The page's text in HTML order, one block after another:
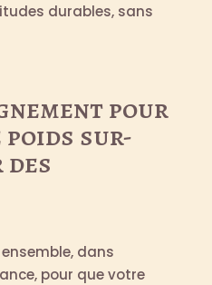
durables, sans
pour
poids sur-
dans
pour que votre